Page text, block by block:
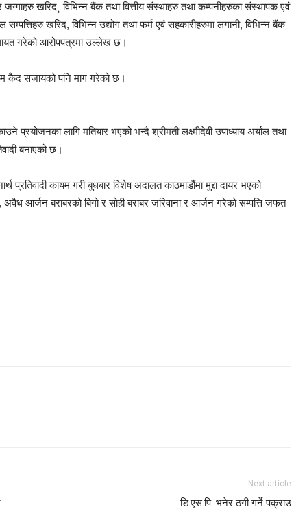
खरिद¸ विभिन्न बैंक तथा वित्तीय संस्थाहरु तथा कम्पनीहरुका संस्थापक एवं
खरिद, विभिन्न उद्योग तथा फर्म एवं सहकारीहरुमा लगानी, विभिन्न बैंक
गरेको आरोपपत्रमा उल्लेख छ।
कैद सजायको पनि माग गरेको छ।
प्रयोजनका लागि मतियार भएको भन्दै श्रीमती लक्ष्मीदेवी उपाध्याय अर्याल तथा
बनाएको छ।
कायम गरी बुधबार विशेष अदालत काठमाडौंमा मुद्दा दायर भएको
आर्जन बराबरको बिगो र सोही बराबर जरिवाना र आर्जन गरेको सम्पत्ति जफत
Next article
डि.एस.पि. भनेर ठगी गर्ने पक्राउ